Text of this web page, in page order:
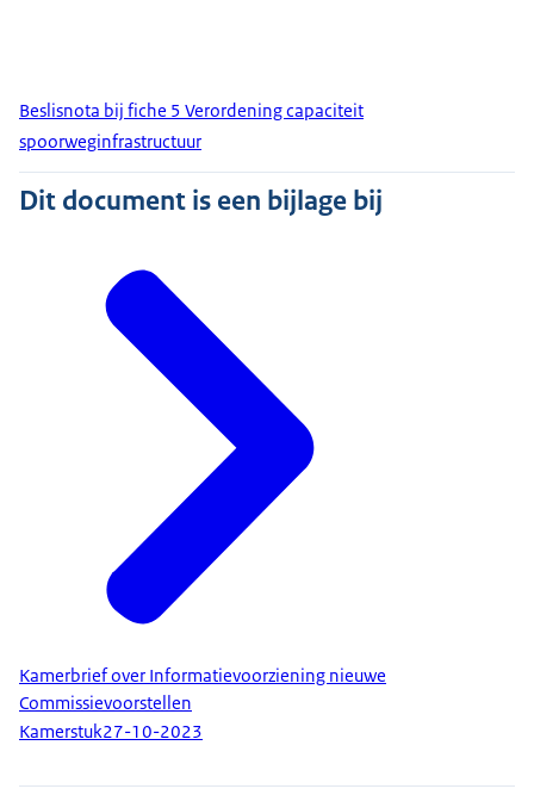
Beslisnota bij fiche 5 Verordening capaciteit
spoorweginfrastructuur
Dit document is een bijlage bij
Kamerbrief over Informatievoorziening nieuwe
Commissievoorstellen
Kamerstuk27-10-2023